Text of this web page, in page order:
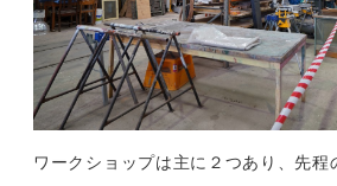
ワークショップは主に２つあり、先程